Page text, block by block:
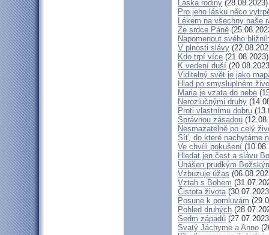
Láska rodiny (28.08.2023)
Pro jeho lásku něco
Lékem na všechny naše
Ze srdce Páně
Napomenout svého
V plnosti slávy
Kdo trpí více (21.08.2023)
K vedení duší
Viditelný svět je jako
Hlad po smysluplném
Maria je vzata do nebe
Nerozlučnými druhy
Proti vlastnímu dobru
Správnou zásadou
Nesmazatelně po celý
Síť, do které nachytáme
Ve chvíli pokušení
Hledat jen čest a slávu
Unášen prudkým
Vzbuzuje úžas
Vztah s Bohem
Čistota života
Posune k pomluvám
Pohled druhých
Sedm západů
Svatý Jáchyme a Anno